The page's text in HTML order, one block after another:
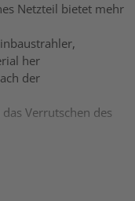
Netzteil bietet mehr
her
der
Verrutschen des